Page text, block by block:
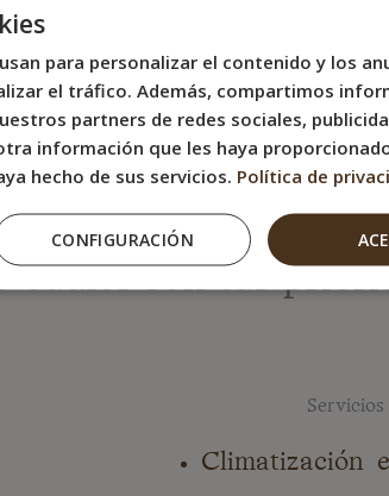
no tengamos
sabemos
cuáles son tus
Climatización
para personalizar el contenido y los
el tráfico. Además, compartimos
partners de redes sociales,
información que les haya
hecho de sus servicios. Política de
CONFIGURACIÓN